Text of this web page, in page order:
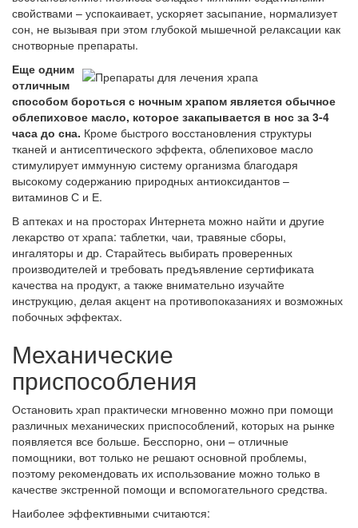
свойствами – успокаивает, ускоряет засыпание, нормализует
сон, не вызывая при этом глубокой мышечной релаксации как
снотворные препараты.
Еще одним
отличным
способом бороться с ночным храпом является обычное
облепиховое масло, которое закапывается в нос за 3-4
часа до сна. Кроме быстрого восстановления структуры
тканей и антисептического эффекта, облепиховое масло
стимулирует иммунную систему организма благодаря
высокому содержанию природных антиоксидантов –
витаминов С и Е.
В аптеках и на просторах Интернета можно найти и другие
лекарство от храпа: таблетки, чаи, травяные сборы,
ингаляторы и др. Старайтесь выбирать проверенных
производителей и требовать предъявление сертификата
качества на продукт, а также внимательно изучайте
инструкцию, делая акцент на противопоказаниях и возможных
побочных эффектах.
Механические
приспособления
Остановить храп практически мгновенно можно при помощи
различных механических приспособлений, которых на рынке
появляется все больше. Бесспорно, они – отличные
помощники, вот только не решают основной проблемы,
поэтому рекомендовать их использование можно только в
качестве экстренной помощи и вспомогательного средства.
Наиболее эффективными считаются: